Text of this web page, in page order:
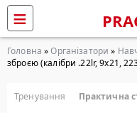
Головна »Організатори »
зброєю (калібри .22lr, 9х21,
Тренування Практична